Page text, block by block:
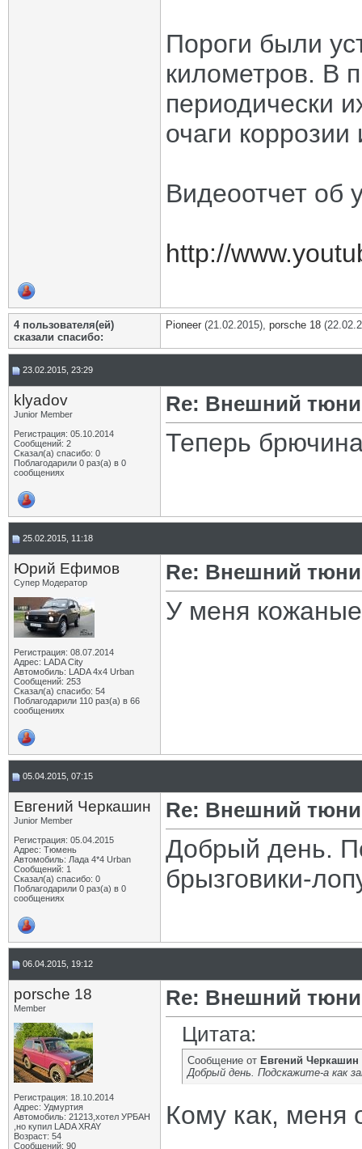
Пороги были
километров. В
периодически
очаги
Видеоотчет об
http://
4 пользователя(ей)
сказали cпасибо:
Pioneer (21.02.2015), porsche 18
23.02.2015, 23:29
klyadov
Junior Member
Регистрация: 05.10.2014
Сообщений: 2
Сказал(а) спасибо: 0
Поблагодарили 0 раз(а) в 0
сообщениях
Re: Внешний
Теперь
25.02.2015, 11:18
Юрий Ефимов
Супер Модератор
Регистрация: 08.07.2014
Адрес: LADA City
Автомобиль: LADA 4x4 Urban
Сообщений: 253
Сказал(а) спасибо: 54
Поблагодарили 110 раз(а) в 66
сообщениях
Re: Внешний
У меня
05.04.2015, 07:15
Евгений Черкашин
Junior Member
Регистрация: 05.04.2015
Адрес: Тюмень
Автомобиль: Лада 4*4 Urban
Сообщений: 1
Сказал(а) спасибо: 0
Поблагодарили 0 раз(а) в 0
сообщениях
Re: Внешний
Добрый день.
брызговики-
06.04.2015, 19:12
porsche 18
Member
Регистрация: 18.10.2014
Адрес: Удмуртия
Автомобиль: 21213,хотел УРБАН
,но купил LADA XRAY
Возраст: 54
Сообщений: 90
Re: Внешний
Цитата:
Сообщение от Евгений Черкашин
Добрый день. Подскажите-а как
Кому как, меня